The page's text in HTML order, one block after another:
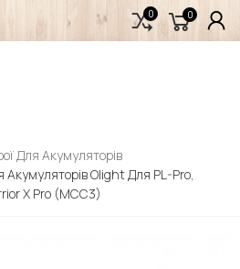
мобільне меню
0 0
Для Акумуляторів
Olight Для PL-Pro,
X Pro (MCC3)